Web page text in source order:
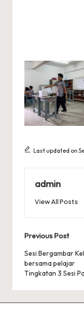
Last updated on
admin
View All Posts
Post
Previous Post
Sesi Bergambar
bersama pelajar
Tingkatan 3 Sesi